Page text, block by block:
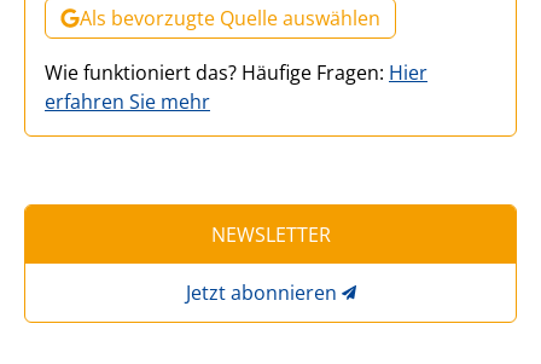
Als bevorzugte Quelle auswählen
Wie funktioniert das? Häufige Fragen: Hier
erfahren Sie mehr
NEWSLETTER
Jetzt abonnieren